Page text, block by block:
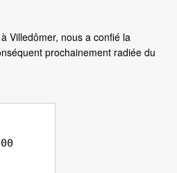
Villedômer, nous a confié la
prochainement radiée du